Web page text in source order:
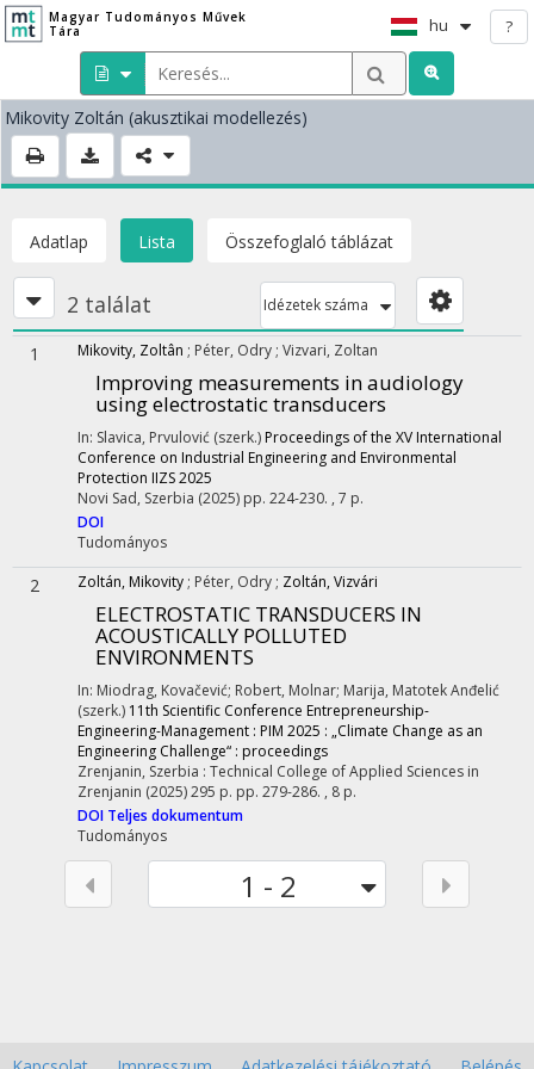
Magyar Tudományos Művek
Tára
hu ?
Mikovity Zoltán (akusztikai modellezés)
Adatlap Lista Összefoglaló táblázat
2 találat Idézetek száma
1 Mikovity, Zoltân ; Péter, Odry ; Vizvari, Zoltan
Improving measurements in audiology
using electrostatic transducers
In: Slavica, Prvulović (szerk.) Proceedings of the XV International
Conference on Industrial Engineering and Environmental
Protection IIZS 2025
Novi Sad, Szerbia (2025) pp. 224-230. , 7 p.
DOI
Tudományos
2 Zoltán, Mikovity ; Péter, Odry ; Zoltán, Vizvári
ELECTROSTATIC TRANSDUCERS IN
ACOUSTICALLY POLLUTED
ENVIRONMENTS
In: Miodrag, Kovačević; Robert, Molnar; Marija, Matotek Anđelić
(szerk.) 11th Scientific Conference Entrepreneurship-
Engineering-Management : PIM 2025 : „Climate Change as an
Engineering Challenge“ : proceedings
Zrenjanin, Szerbia : Technical College of Applied Sciences in
Zrenjanin (2025)295 p. pp. 279-286. , 8 p.
DOI Teljes dokumentum
Tudományos
1 - 2